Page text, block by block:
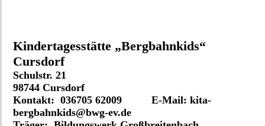
Kindertagesstätte „Bergbahnkids“
Cursdorf
Schulstr. 21
98744 Cursdorf
Kontakt: 036705 62009 E-Mail: kita-
bergbahnkids@bwg-ev.de